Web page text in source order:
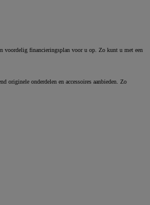
voordelig financieringsplan voor u op. Zo kunt u met een
originele onderdelen en accessoires aanbieden. Zo